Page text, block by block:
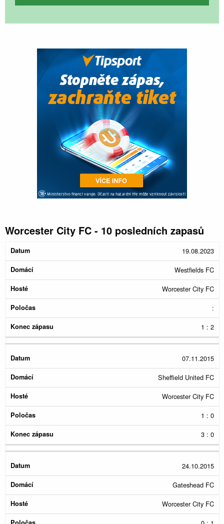
Worcester City FC - 10 posledních zapasů
Datum
Konec
zápasu
19.08.2023
Westfields FC
Worcester City FC
:
1 : 2
07.11.2015
Sheffield United FC
Worcester City FC
1 : 0
3 : 0
24.10.2015
Gateshead FC
Worcester City FC